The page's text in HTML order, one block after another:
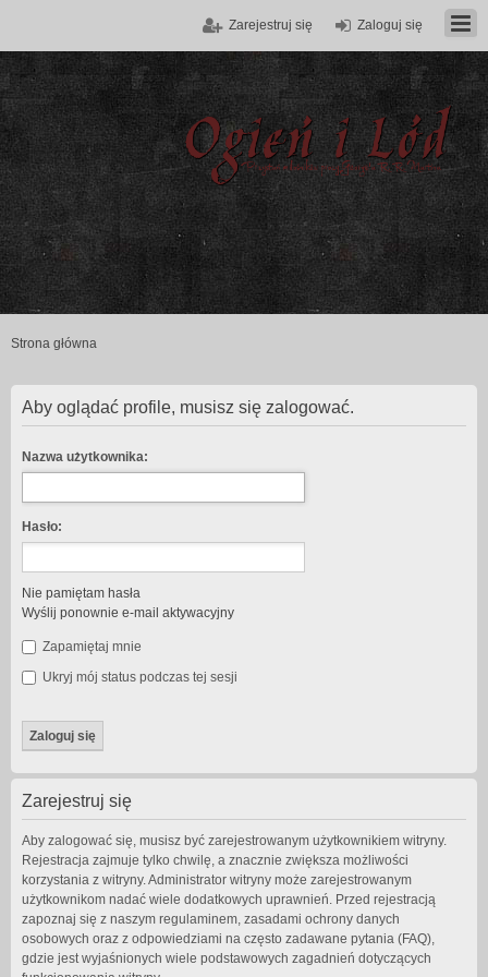
Zaloguj się
Zarejestruj się
Strona główna
Aby oglądać profile, musisz się zalogować.
Nazwa użytkownika:
Hasło:
Nie pamiętam hasła
Wyślij ponownie e-mail aktywacyjny
Zapamiętaj mnie
Ukryj mój status podczas tej sesji
Zarejestruj się
Aby zalogować się, musisz być zarejestrowanym użytkownikiem witryny.
Rejestracja zajmuje tylko chwilę, a znacznie zwiększa możliwości
korzystania z witryny. Administrator witryny może zarejestrowanym
użytkownikom nadać wiele dodatkowych uprawnień. Przed rejestracją
zapoznaj się z naszym regulaminem, zasadami ochrony danych
osobowych oraz z odpowiedziami na często zadawane pytania (FAQ),
gdzie jest wyjaśnionych wiele podstawowych zagadnień dotyczących